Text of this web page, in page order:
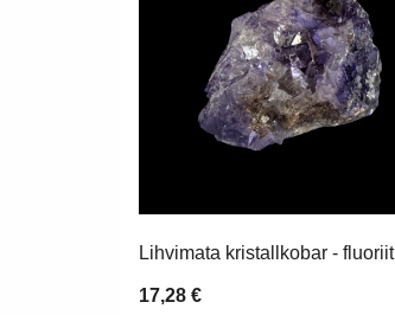
Lihvimata kristallkobar - fluoriit
17,28 €